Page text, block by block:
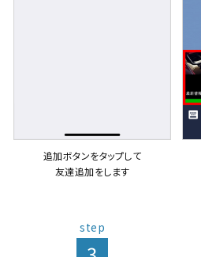
追加ボタンをタップして
友達追加をします
step